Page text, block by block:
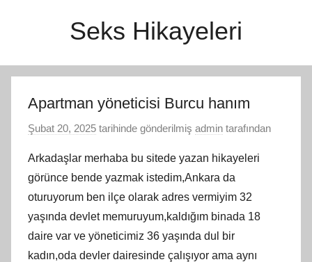
Seks Hikayeleri
Apartman yöneticisi Burcu hanım
Şubat 20, 2025 tarihinde gönderilmiş admin tarafından
Arkadaşlar merhaba bu sitede yazan hikayeleri
görünce bende yazmak istedim,Ankara da
oturuyorum ben ilçe olarak adres vermiyim 32
yaşında devlet memuruyum,kaldığım binada 18
daire var ve yöneticimiz 36 yaşında dul bir
kadın,oda devler dairesinde çalışıyor ama aynı